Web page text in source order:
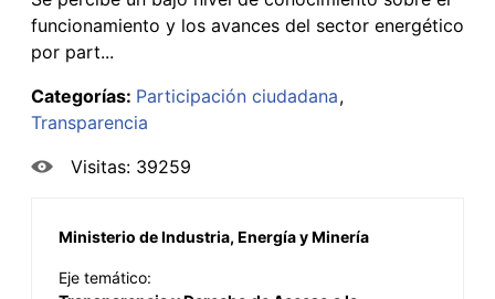
funcionamiento y los avances del sector energético
por part...
Categorías: Participación ciudadana
Transparencia
Visitas: 39259
Ministerio de Industria, Energía y Minería
Eje temático: